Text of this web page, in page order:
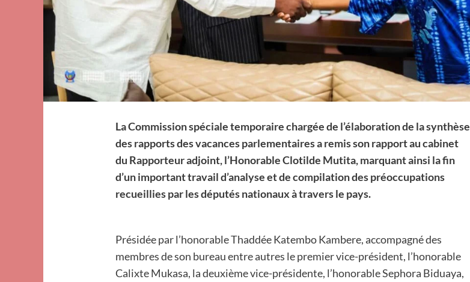
La Commission spéciale temporaire chargée de l’élaboration de la synthèse
des rapports des vacances parlementaires a remis son rapport au cabinet
du Rapporteur adjoint, l’Honorable Clotilde Mutita, marquant ainsi la fin
d’un important travail d’analyse et de compilation des préoccupations
recueillies par les députés nationaux à travers le pays.
Présidée par l’honorable Thaddée Katembo Kambere, accompagné des
membres de son bureau entre autres le premier vice-président, l’honorable
Calixte Mukasa, la deuxième vice-présidente, l’honorable Sephora Biduaya,